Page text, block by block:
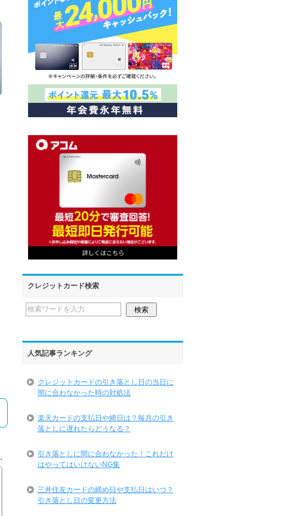
クレジットカード検索
人気記事ランキング
クレジットカードの引き落とし日の当日に
間に合わなかった時の対処法
楽天カードの支払日や締日は？毎月の引き
落としに遅れたらどうなる？
引き落としに間に合わなかった！これだけ
はやってはいけないNG集
三井住友カードの締め日や支払日はいつ？
引き落とし日の変更方法